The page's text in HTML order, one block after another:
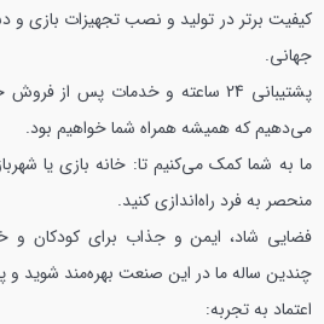
کیفیت برتر در تولید و نصب تجهیزات بازی و
جهانی.
پشتیبانی 24 ساعته و خدمات پس از
می‌دهیم که همیشه همراه شما خواهیم بود.
ما به شما کمک می‌کنیم تا: خانه بازی یا
منحصر به فرد راه‌اندازی کنید.
فضایی شاد، ایمن و جذاب برای کودکان و
چندین ساله ما در این صنعت بهره‌مند شوید و
اعتماد به تجربه: